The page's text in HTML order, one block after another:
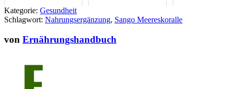
Kategorie: Gesundheit
Schlagwort: Nahrungsergänzung, Sango Meereskoralle
von Ernährungshandbuch